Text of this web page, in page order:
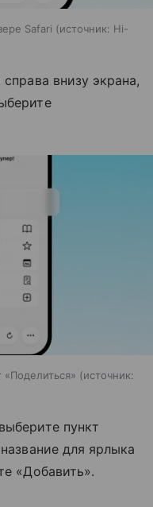
Safari источник: Hi-
внизу экрана,
источник:
пункт
для ярлыка
«Добавить».